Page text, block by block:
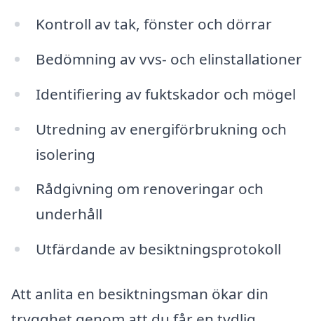
Kontroll av tak, fönster och dörrar
Bedömning av vvs- och elinstallationer
Identifiering av fuktskador och mögel
Utredning av energiförbrukning och
isolering
Rådgivning om renoveringar och
underhåll
Utfärdande av besiktningsprotokoll
Att anlita en besiktningsman ökar din